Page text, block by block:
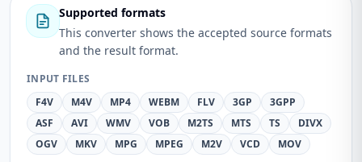
Supported formats
This converter shows the accepted source formats
and the result format.
INPUT FILES
F4V
M4V MP4 WEBM FLV 3GP
3GPP
ASF
AVI WMV VOB M2TS MTS TS
DIVX
OGV
MKV MPG MPEG M2V VCD MOV